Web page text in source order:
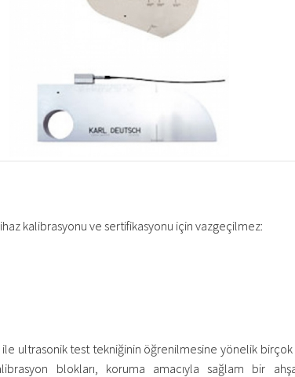
kalibrasyonu ve sertifikasyonu için vazgeçilmez:
ultrasonik test tekniğinin öğrenilmesine yönelik birçok
blokları, koruma amacıyla sağlam bir